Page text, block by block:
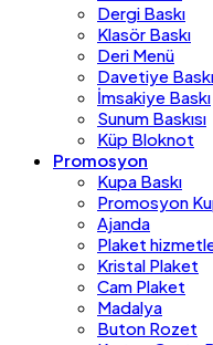
Dergi Baskı
Klasör Baskı
Deri Menü
Davetiye Baskı
İmsakiye Baskı
Sunum Baskısı
Küp Bloknot
Promosyon
Kupa Baskı
Promosyon
Ajanda
Plaket
Kristal Plaket
Cam Plaket
Madalya
Buton Rozet